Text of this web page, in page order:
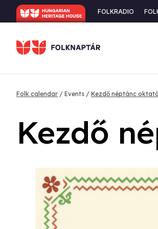
Skip
to
content
FOLKRADIO
Breadcrumb
Folk calendar Events Kezdő néptánc
Kezdő